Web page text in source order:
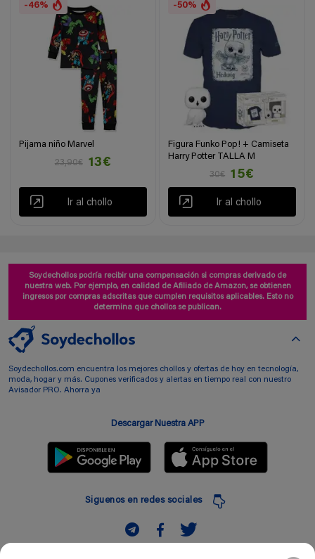
-46%
Pijama niño Marvel
23,90€
13€
Ir al chollo
-50%
Figura Funko Pop! + Camiseta
Harry Potter TALLA M
30€
15€
Ir al chollo
Soydechollos podría recibir una compensación si compras derivado de
nuestra web. Por ejemplo, en calidad de Afiliado de Amazon, se obtienen
ingresos por compras adscritas que cumplen requisitos aplicables. Esto no
determina que chollos se publican.
Soydechollos.com encuentra los mejores chollos y ofertas de hoy en tecnología,
moda, hogar y más. Cupones verificados y alertas en tiempo real con nuestro
Avisador PRO. Ahorra ya
Descargar Nuestra APP
Siguenos en redes sociales